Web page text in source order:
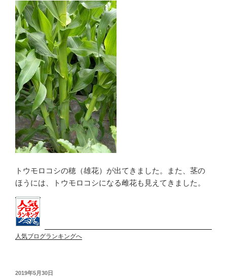
トウモロコシの穂（雄花）が出てきました。また、茎の
ほうには、トウモロコシになる雌花も見えてきました。
人気ブログランキングへ
投
2019年5月30日